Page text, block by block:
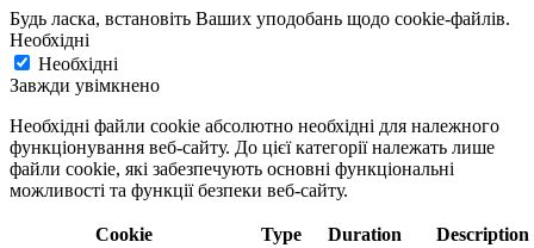
Будь ласка, встановіть Ваших уподобань щодо cookie-файлів.
Необхідні
Необхідні
Завжди увімкнено
Необхідні файли cookie абсолютно необхідні для належного
функціонування веб-сайту. До цієї категорії належать лише
файли cookie, які забезпечують основні функціональні
можливості та функції безпеки веб-сайту.
Cookie Type Duration Description